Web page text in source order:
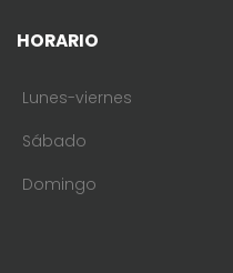
HORARIO
Lunes-viernes
Sábado
Domingo